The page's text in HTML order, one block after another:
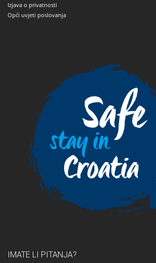
Izjava o privatnosti
Opći uvjeti poslovanja
IMATE LI PITANJA?